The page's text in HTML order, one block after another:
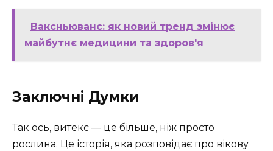
Вакcньюванс: як новий тренд змінює
майбутнє медицини та здоров'я
Заключні Думки
Так ось, витекс — це більше, ніж просто
рослина. Це історія, яка розповідає про вікову